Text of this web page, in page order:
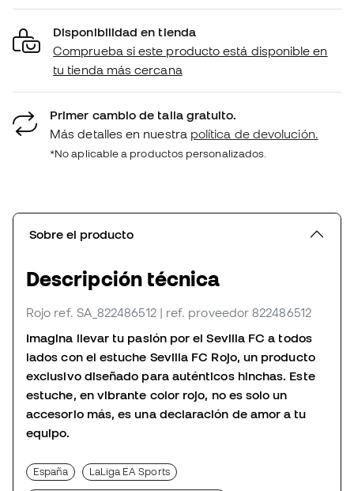
Disponibilidad en tienda
Comprueba si este producto está disponible en
tu tienda más cercana
Primer cambio de talla gratuito.
Más detalles en nuestra política de devolución.
*No aplicable a productos personalizados.
Sobre el producto
Descripción técnica
Rojo ref. SA_822486512 | ref. proveedor 822486512
Imagina llevar tu pasión por el Sevilla FC a todos
lados con el estuche Sevilla FC Rojo, un producto
exclusivo diseñado para auténticos hinchas. Este
estuche, en vibrante color rojo, no es solo un
accesorio más, es una declaración de amor a tu
equipo.
España LaLiga EA Sports